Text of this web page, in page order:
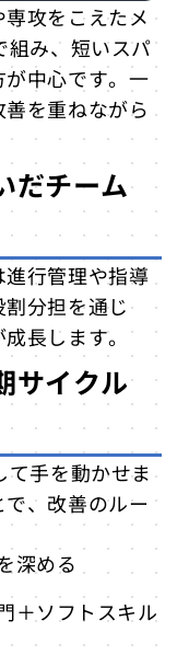
攻をこえたメ
組み、短いスパ
中心です。一
を重ねながら
だチーム
行管理や指導
分担を通じ
長します。
サイクル
手を動かせま
、改善のルー
深める
＋ソフトスキル